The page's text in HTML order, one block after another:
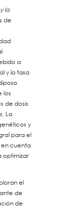
la
de
a
y la tasa
los
de dosis
La
y
para el
cuenta
optimizar
el
de
de